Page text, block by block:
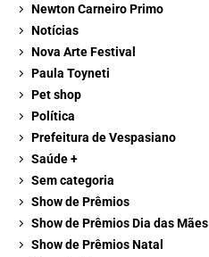
Newton Carneiro Primo
Notícias
Nova Arte Festival
Paula Toyneti
Pet shop
Política
Prefeitura de Vespasiano
Saúde +
Sem categoria
Show de Prêmios
Show de Prêmios Dia das Mães
Show de Prêmios Natal